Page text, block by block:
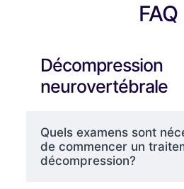
FAQ
Décompression
neurovertébrale
Quels examens sont
de commencer un
décompression?